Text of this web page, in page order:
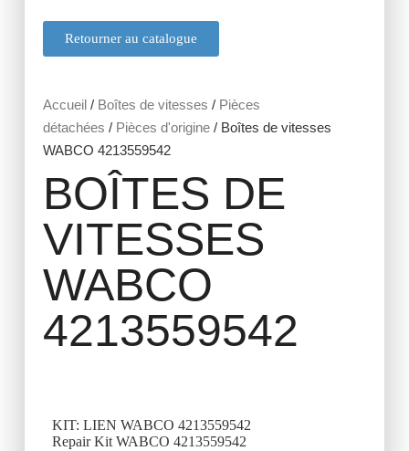
Retourner au catalogue
Accueil/ Boîtes de vitesses / Pièces
détachées / Pièces d'origine/ Boîtes de vitesses
WABCO 4213559542
BOÎTES DE
VITESSES
WABCO
4213559542
KIT: LIEN WABCO 4213559542
Repair Kit WABCO 4213559542